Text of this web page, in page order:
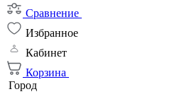
Сравнение
Избранное
Кабинет
Корзина
Город